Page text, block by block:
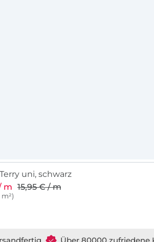
uni, schwarz
m 15,95 € / m
m²)